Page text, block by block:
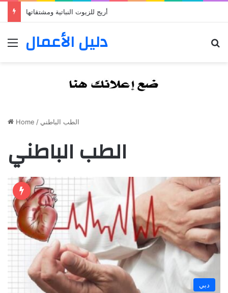
أريج للزيوت النباتية ومشتقاتها
Menu
دليل الأعمال
Home / الطب الباطني
الطب الباطني
دبي